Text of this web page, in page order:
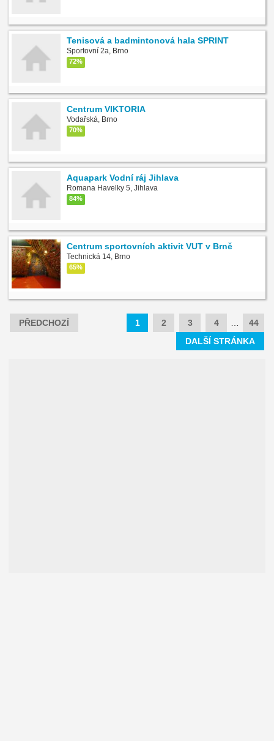
Tenisová a badmintonová hala SPRINT
Sportovní 2a, Brno
72%
Centrum VIKTORIA
Vodařská, Brno
70%
Aquapark Vodní ráj Jihlava
Romana Havelky 5, Jihlava
84%
Centrum sportovních aktivit VUT v Brně
Technická 14, Brno
65%
PŘEDCHOZÍ 1 2 3 4
44
DALŠÍ STRÁNKA